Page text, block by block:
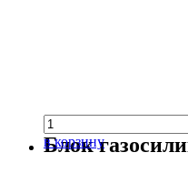
в корзину
Блок